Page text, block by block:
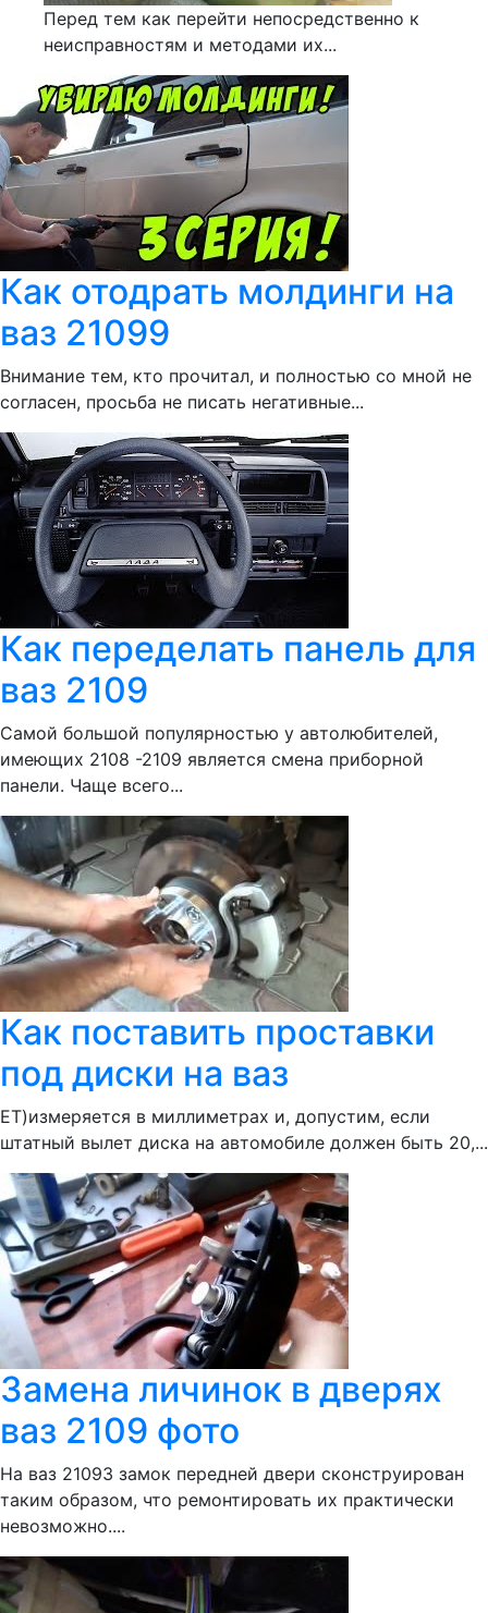
Перед тем как перейти непосредственно к
неисправностям и методами их...
Как отодрать молдинги на
ваз 21099
Внимание тем, кто прочитал, и полностью со мной не
согласен, просьба не писать негативные...
Как переделать панель для
ваз 2109
Самой большой популярностью у автолюбителей,
имеющих 2108 -2109 является смена приборной
панели. Чаще всего...
Как поставить проставки
под диски на ваз
ЕТ)измеряется в миллиметрах и, допустим, если
штатный вылет диска на автомобиле должен быть 20,...
Замена личинок в дверях
ваз 2109 фото
На ваз 21093 замок передней двери сконструирован
таким образом, что ремонтировать их практически
невозможно....